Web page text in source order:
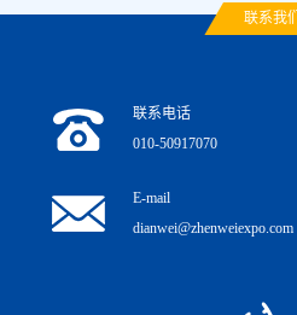
联系我们
联系电话
010-50917070
E-mail
dianwei@zhenweiexpo.com